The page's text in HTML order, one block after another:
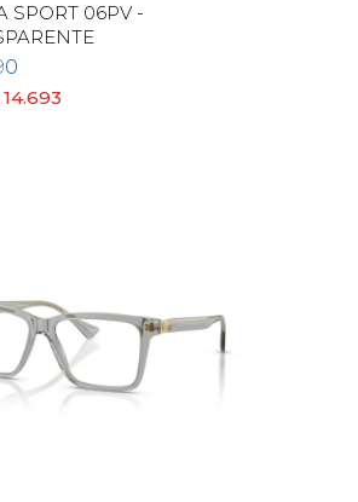
SPORT 06PV -
14.693